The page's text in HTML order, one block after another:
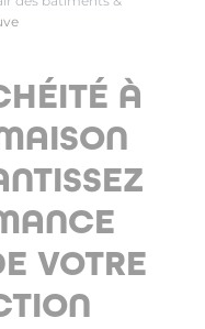
À
VOTRE